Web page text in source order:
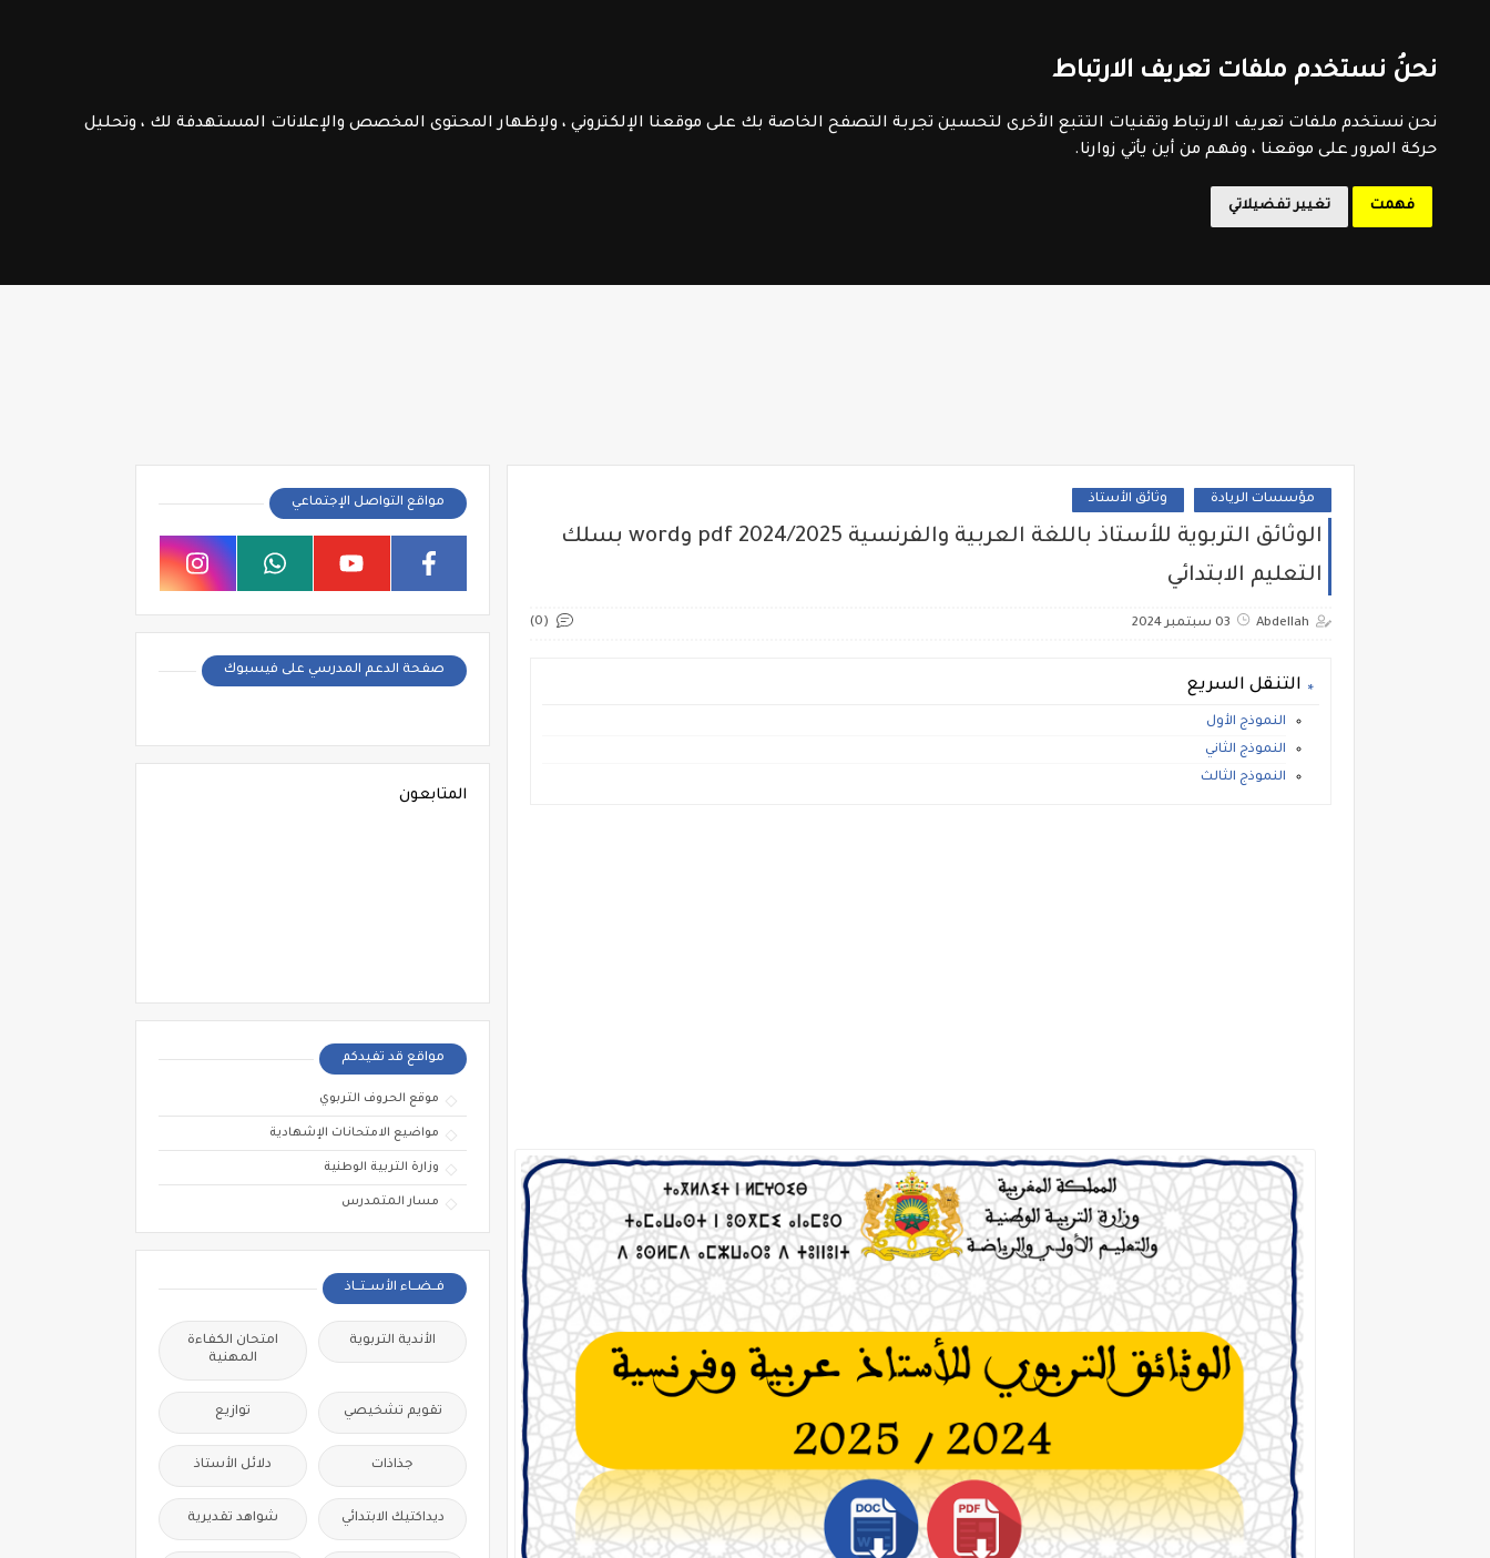
نحنُ نستخدم ملفات تعريف الارتباط
نحن نستخدم ملفات تعريف الارتباط وتقنيات التتبع الأخرى لتحسين تجربة التصفح الخاصة بك على موقعنا الإلكتروني ، ولإظهار المحتوى المخصص والإعلانات المستهدفة لك ، وتحليل
حركة المرور على موقعنا ، وفهم من أين يأتي زوارنا.
فهمت تغيير تفضيلاتي
مؤسسات الريادة وثائق الأستاذ
الوثائق التربوية للأستاذ باللغة العربية والفرنسية 2024/2025 pdf وword بسلك
التعليم الابتدائي
Abdellah 03 سبتمبر 2024 (0)
التنقل السريع
النموذج الأول
النموذج الثاني
النموذج الثالث
مواقع التواصل الإجتماعي
صفحة الدعم المدرسي على فيسبوك
المتابعون
مواقع قد تفيدكم
موقع الحروف التربوي
مواضيع الامتحانات الإشهادية
وزارة التربية الوطنية
مسار المتمدرس
فــضــاء الأســتــاذ
الأندية التربوية
امتحان الكفاءة
المهنية
تقويم تشخيصي توازيع
جذاذات دلائل الأستاذ
ديداكتيك الابتدائي شواهد تقديرية